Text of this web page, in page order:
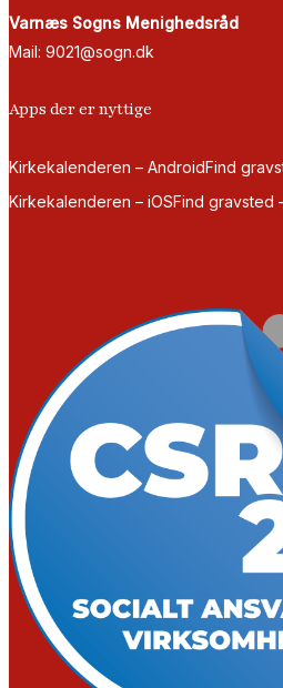
Varnæs Sogns Menighedsråd
Mail: 9021@sogn.dk
Apps der er nyttige
Kirkekalenderen – AndroidFind
Kirkekalenderen – iOSFind gravsted